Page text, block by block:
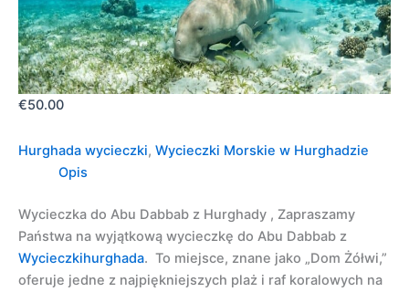
€50.00
Hurghada wycieczki, Wycieczki Morskie w Hurghadzie
Opis
Wycieczka do Abu Dabbab z Hurghady , Zapraszamy
Państwa na wyjątkową wycieczkę do Abu Dabbab z
Wycieczkihurghada. To miejsce, znane jako „Dom Żółwi,”
oferuje jedne z najpiękniejszych plaż i raf koralowych na